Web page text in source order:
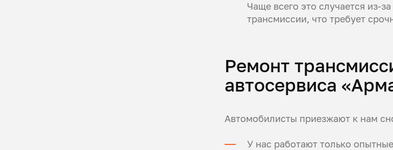
Чаще всего это случается из-
трансмиссии, что требует
Ремонт
автосервиса
Автомобилисты приезжают к нам
У нас работают только